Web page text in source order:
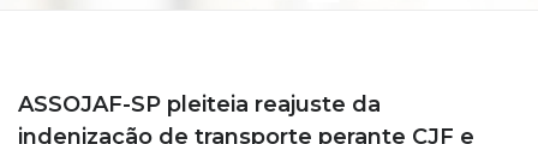
ASSOJAF-SP pleiteia reajuste da
indenização de transporte perante CJF e